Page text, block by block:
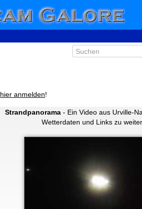
hier anmelden!
Strandpanorama - Ein Video aus Urville-
Wetterdaten und Links zu